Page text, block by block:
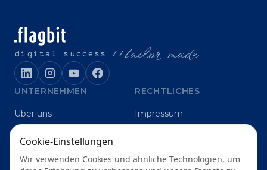
digital success //tailor-made
UNTERNEHMEN
Über uns
RECHTLICHES
Impressum
Cookie-Einstellungen
Wir verwenden Cookies und ähnliche Technologien, um